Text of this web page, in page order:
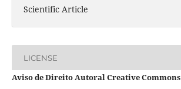
Scientific Article
LICENSE
Aviso de Direito Autoral Creative Commons